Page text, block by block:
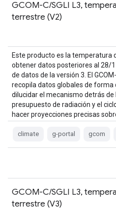
GCOM-C/SGLI L3,
terrestre (V2)
Este producto es la temperatura
obtener datos posteriores al 28/
de datos de la versión 3. El
recopila datos globales de forma
dilucidar el mecanismo detrás de
presupuesto de radiación y el
hacer proyecciones precisas
climate g-portal gcom
GCOM-C/SGLI L3,
terrestre (V3)